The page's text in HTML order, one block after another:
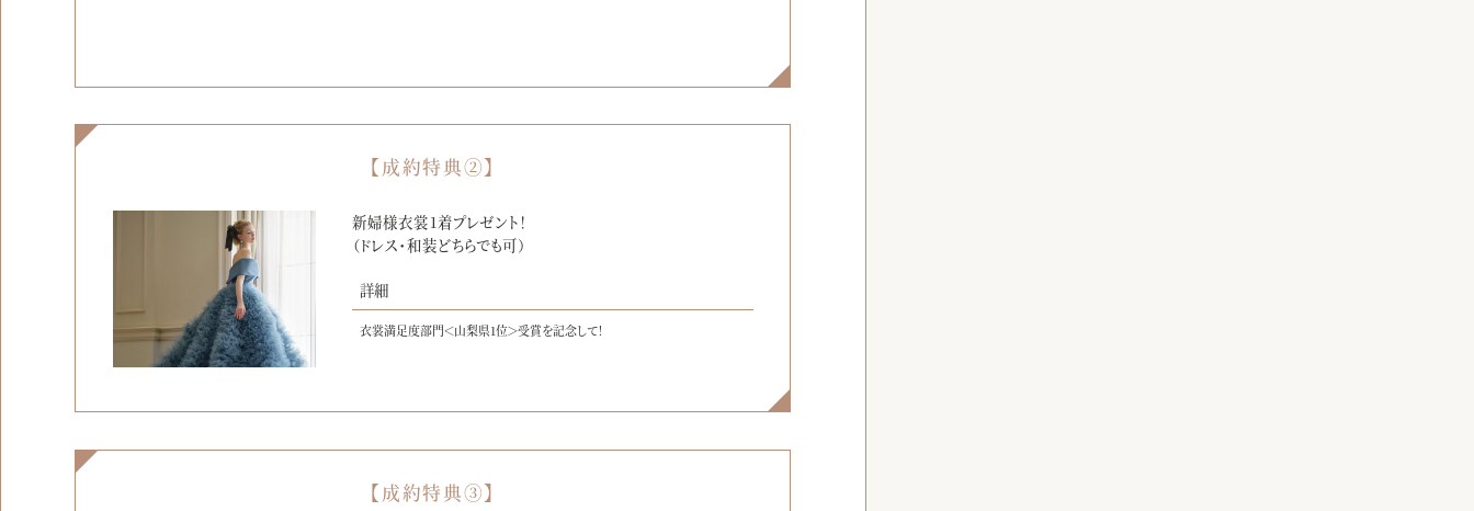
【成約特典②】
新婦様衣裳1着プレゼント！
（ドレス・和装どちらでも可）
詳細
衣裳満足度部門＜山梨県1位＞受賞を記念して！
【成約特典③】